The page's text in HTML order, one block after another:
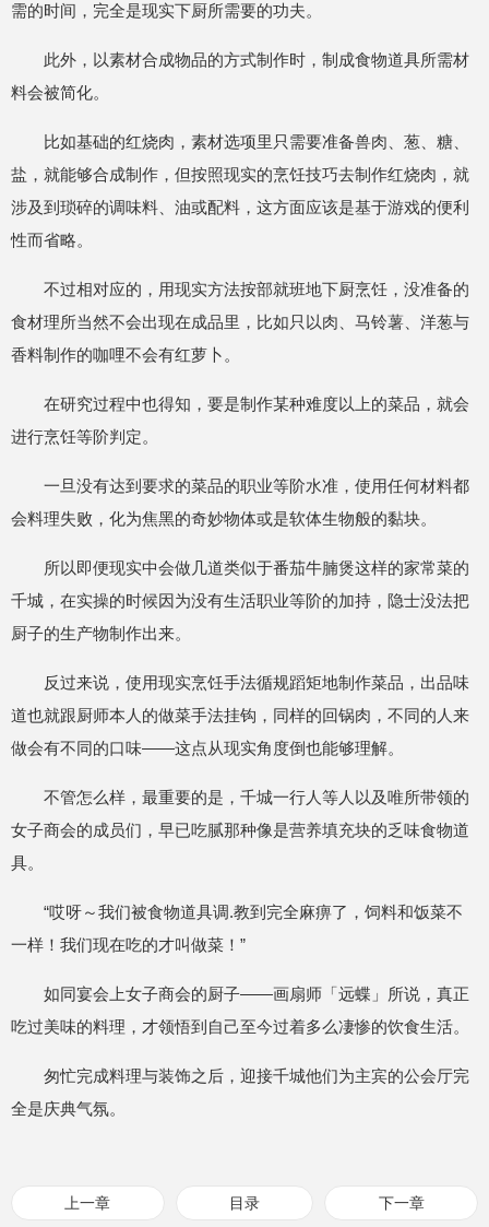
需的时间，完全是现实下厨所需要的功夫。
此外，以素材合成物品的方式制作时，制成食物道具所需材
料会被简化。
比如基础的红烧肉，素材选项里只需要准备兽肉、葱、糖、
盐，就能够合成制作，但按照现实的烹饪技巧去制作红烧肉，就
涉及到琐碎的调味料、油或配料，这方面应该是基于游戏的便利
性而省略。
不过相对应的，用现实方法按部就班地下厨烹饪，没准备的
食材理所当然不会出现在成品里，比如只以肉、马铃薯、洋葱与
香料制作的咖哩不会有红萝卜。
在研究过程中也得知，要是制作某种难度以上的菜品，就会
进行烹饪等阶判定。
一旦没有达到要求的菜品的职业等阶水准，使用任何材料都
会料理失败，化为焦黑的奇妙物体或是软体生物般的黏块。
所以即便现实中会做几道类似于番茄牛腩煲这样的家常菜的
千城，在实操的时候因为没有生活职业等阶的加持，隐士没法把
厨子的生产物制作出来。
反过来说，使用现实烹饪手法循规蹈矩地制作菜品，出品味
道也就跟厨师本人的做菜手法挂钩，同样的回锅肉，不同的人来
做会有不同的口味——这点从现实角度倒也能够理解。
不管怎么样，最重要的是，千城一行人等人以及唯所带领的
女子商会的成员们，早已吃腻那种像是营养填充块的乏味食物道
具。
“哎呀～我们被食物道具调.教到完全麻痹了，饲料和饭菜不
一样！我们现在吃的才叫做菜！”
如同宴会上女子商会的厨子——画扇师「远蝶」所说，真正
吃过美味的料理，才领悟到自己至今过着多么凄惨的饮食生活。
匆忙完成料理与装饰之后，迎接千城他们为主宾的公会厅完
全是庆典气氛。
上一章 目录 下一章